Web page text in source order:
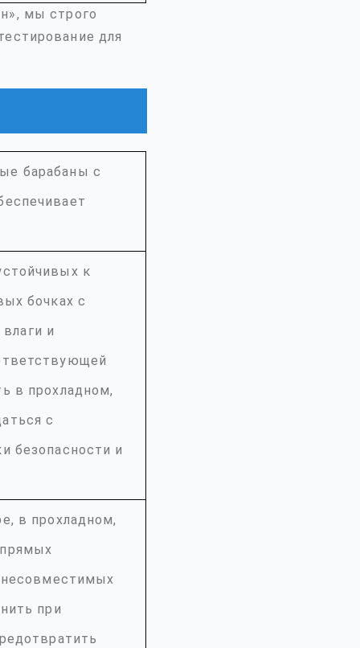
мы строго
для
барабаны с
к
бочках с
и
в прохладном,
с
безопасности и
в прохладном,
несовместимых
при